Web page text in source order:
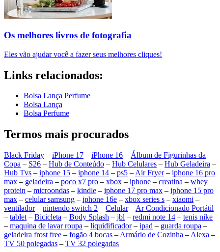
Os melhores livros de fotografia
Eles vão ajudar você a fazer seus melhores cliques!
Links relacionados:
Bolsa Lança Perfume
Bolsa Lança
Bolsa Perfume
Termos mais procurados
Black Friday – iPhone 17 – iPhone 16 – Álbum de Figurinhas da
Copa – S26 – Hub de Conteúdo – Hub Celulares – Hub Geladeira –
Hub Tvs – iphone 15 – iphone 14 – ps5 – Air Fryer– iphone 16 pro
max – geladeira – poco x7 pro – xbox – iphone – creatina – whey
protein – microondas – kindle – iphone 17 pro max – iphone 15 pro
max – celular samsung – iphone 16e – xbox series s – xiaomi –
ventilador– nintendo switch 2 – Celular– Ar Condicionado Portátil
– tablet – Bicicleta – Body Splash – jbl – redmi note 14 – tenis nike
– maquina de lavar roupa – liquidificador– ipad – guarda roupa –
geladeira frost free – fogão 4 bocas – Armário de Cozinha – Alexa –
TV 50 polegadas – TV 32 polegadas